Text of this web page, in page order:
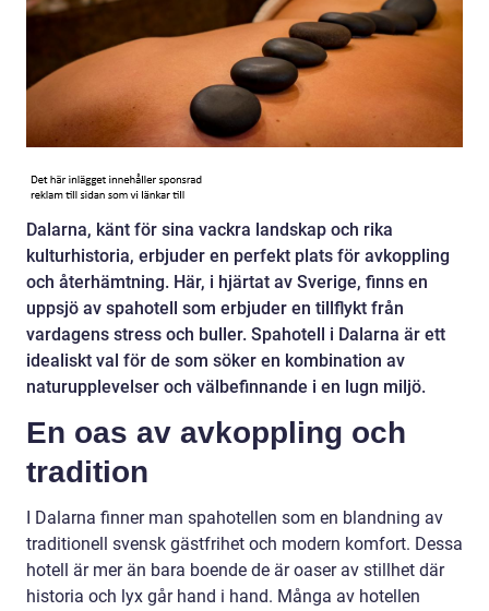
Dalarna, känt för sina vackra landskap och rika
kulturhistoria, erbjuder en perfekt plats för avkoppling
och återhämtning. Här, i hjärtat av Sverige, finns en
uppsjö av spahotell som erbjuder en tillflykt från
vardagens stress och buller. Spahotell i Dalarna är ett
idealiskt val för de som söker en kombination av
naturupplevelser och välbefinnande i en lugn miljö.
En oas av avkoppling och
tradition
I Dalarna finner man spahotellen som en blandning av
traditionell svensk gästfrihet och modern komfort. Dessa
hotell är mer än bara boende de är oaser av stillhet där
historia och lyx går hand i hand. Många av hotellen